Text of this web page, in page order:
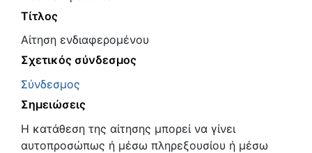
Τίτλος
Αίτηση ενδιαφερομένου
Σχετικός σύνδεσμος
Σύνδεσμος
Σημειώσεις
Η κατάθεση της αίτησης μπορεί να γίνει
αυτοπροσώπως ή μέσω πληρεξουσίου ή μέσω